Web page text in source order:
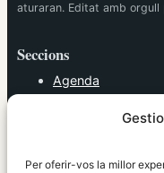
Per oferir-vos la millor
aturaran. Editat amb orgull
Seccions
Agenda
Política